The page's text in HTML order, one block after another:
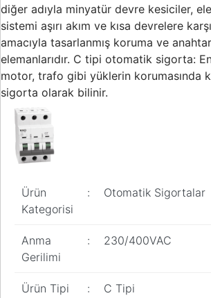
diğer adıyla minyatür devre kesiciler,
sistemi aşırı akım ve kısa devrelere
amacıyla tasarlanmış koruma ve
elemanlarıdır. C tipi otomatik sigorta:
motor, trafo gibi yüklerin korumasında
sigorta olarak bilinir.
Ürün
Kategorisi
: Otomatik Sigortalar
Anma
Gerilimi
: 230/400VAC
Ürün Tipi : C Tipi